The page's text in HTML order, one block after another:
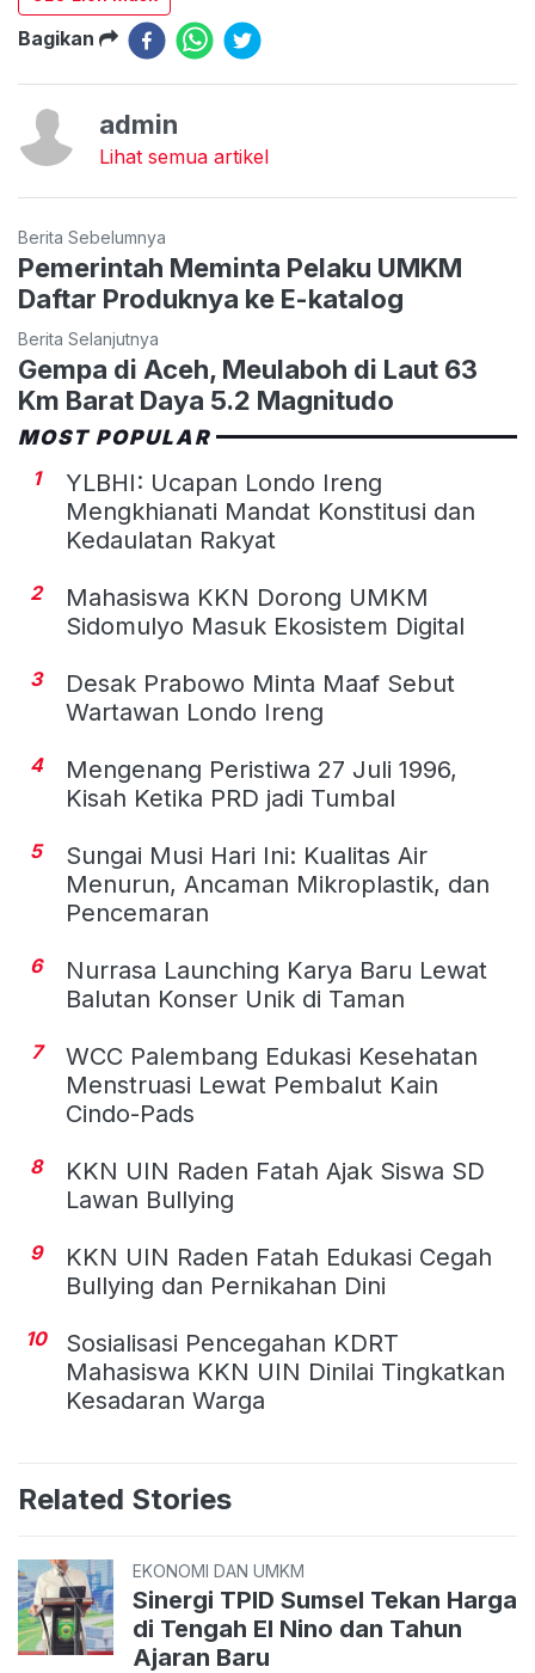
Bagikan
admin
Lihat semua artikel
Berita Sebelumnya
Pemerintah Meminta Pelaku UMKM
Daftar Produknya ke E-katalog
Berita Selanjutnya
Gempa di Aceh, Meulaboh di Laut 63
Km Barat Daya 5.2 Magnitudo
MOST POPULAR
1
YLBHI: Ucapan Londo Ireng
Mengkhianati Mandat Konstitusi dan
Kedaulatan Rakyat
2
Mahasiswa KKN Dorong UMKM
Sidomulyo Masuk Ekosistem Digital
3
Desak Prabowo Minta Maaf Sebut
Wartawan Londo Ireng
4
Mengenang Peristiwa 27 Juli 1996,
Kisah Ketika PRD jadi Tumbal
5
Sungai Musi Hari Ini: Kualitas Air
Menurun, Ancaman Mikroplastik, dan
Pencemaran
6
Nurrasa Launching Karya Baru Lewat
Balutan Konser Unik di Taman
7
WCC Palembang Edukasi Kesehatan
Menstruasi Lewat Pembalut Kain
Cindo-Pads
8
KKN UIN Raden Fatah Ajak Siswa SD
Lawan Bullying
9
KKN UIN Raden Fatah Edukasi Cegah
Bullying dan Pernikahan Dini
10
Sosialisasi Pencegahan KDRT
Mahasiswa KKN UIN Dinilai Tingkatkan
Kesadaran Warga
Related Stories
EKONOMI DAN UMKM
Sinergi TPID Sumsel Tekan Harga
di Tengah El Nino dan Tahun
Ajaran Baru